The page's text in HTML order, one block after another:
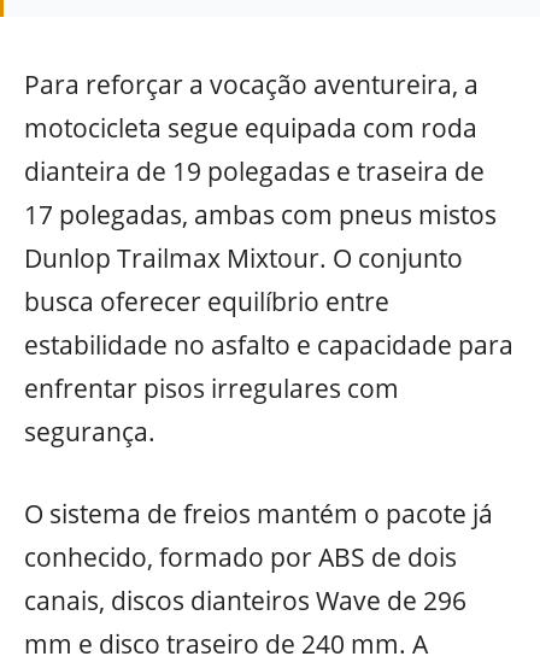
Para reforçar a vocação aventureira, a
motocicleta segue equipada com roda
dianteira de 19 polegadas e traseira de
17 polegadas, ambas com pneus mistos
Dunlop Trailmax Mixtour. O conjunto
busca oferecer equilíbrio entre
estabilidade no asfalto e capacidade para
enfrentar pisos irregulares com
segurança.
O sistema de freios mantém o pacote já
conhecido, formado por ABS de dois
canais, discos dianteiros Wave de 296
mm e disco traseiro de 240 mm. A